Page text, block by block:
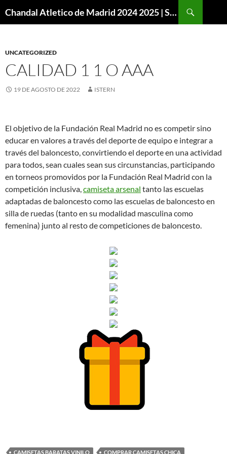
Chandal Atletico de Madrid 2024 2025 | SuperVigo
UNCATEGORIZED
CALIDAD 1 1 O AAA
19 DE AGOSTO DE 2022 ISTERN
El objetivo de la Fundación Real Madrid no es competir sino
educar en valores a través del deporte de equipo e integrar a
través del baloncesto, convirtiendo el deporte en una actividad
para todos, sean cuales sean sus circunstancias, participando
en torneos promovidos por la Fundación Real Madrid con la
competición inclusiva,camiseta arsenal tanto las escuelas
adaptadas de baloncesto como las escuelas de baloncesto en
silla de ruedas (tanto en su modalidad masculina como
femenina) junto al resto de competiciones de baloncesto.
CAMISETAS BARATAS VINILO COMPRAR CAMISETAS CHICA